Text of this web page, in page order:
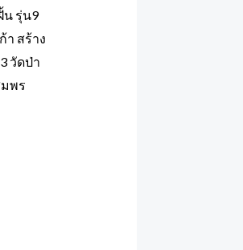
น รุ่น9
า สร้าง
วัดป่า
พร